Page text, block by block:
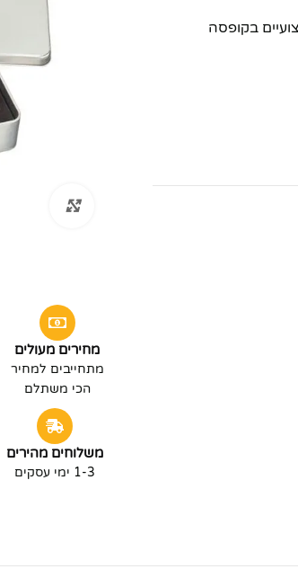
מחירים מעולים
מתחייבים למחיר
הכי משתלם
משלוחים מהירים
1-3 ימי עסקים
כולל 4 כלי עזר מקצועיים בקופסה